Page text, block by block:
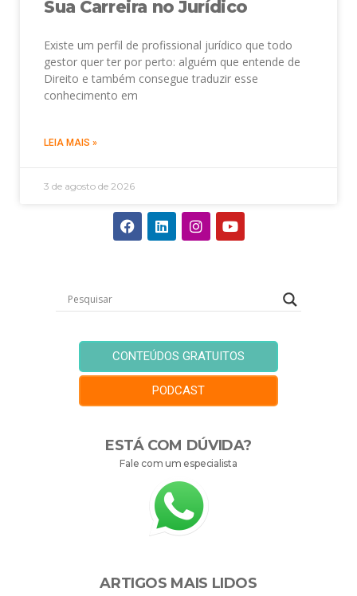
Sua Carreira no Jurídico
Existe um perfil de profissional jurídico que todo
gestor quer ter por perto: alguém que entende de
Direito e também consegue traduzir esse
conhecimento em
LEIA MAIS »
3 de agosto de 2026
CONTEÚDOS GRATUITOS
PODCAST
ESTÁ COM DÚVIDA?
Fale com um especialista
ARTIGOS MAIS LIDOS